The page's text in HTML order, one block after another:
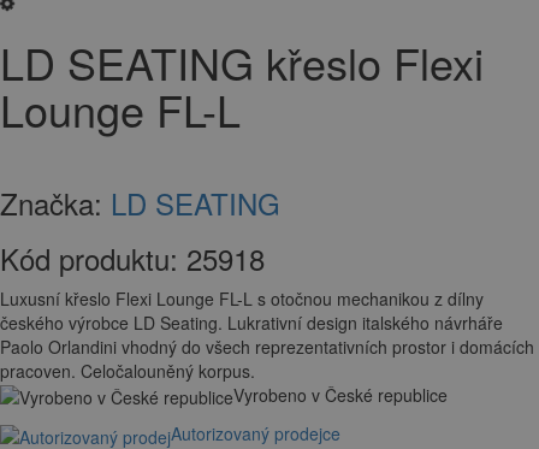
LD SEATING křeslo Flexi
Lounge FL-L
Značka: LD SEATING
Kód produktu: 25918
Luxusní křeslo Flexi Lounge FL-L s otočnou mechanikou z dílny
českého výrobce LD Seating. Lukrativní design italského návrháře
Paolo Orlandini vhodný do všech reprezentativních prostor i domácích
pracoven. Celočalouněný korpus.
Vyrobeno v České republice
Autorizovaný prodejce